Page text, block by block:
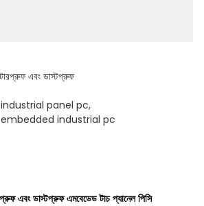
এবং ডাস্টপ্রুফ
industrial panel pc,
embedded industrial pc
এবং ডাস্টপ্রুফ এমবেডেড টাচ প্যানেল পিসি